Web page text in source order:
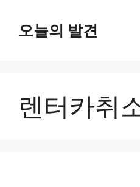
오늘의 발견
렌터카취